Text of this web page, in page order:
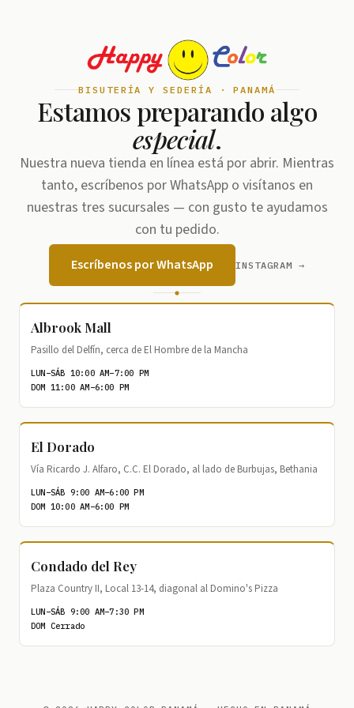
BISUTERÍA Y SEDERÍA · PANAMÁ
Estamos preparando algo
especial.
Nuestra nueva tienda en línea está por abrir. Mientras
tanto, escríbenos por WhatsApp o visítanos en
nuestras tres sucursales — con gusto te ayudamos
con tu pedido.
Escríbenos por WhatsApp INSTAGRAM →
Albrook Mall
Pasillo del Delfín, cerca de El Hombre de la Mancha
LUN–SÁB 10:00 AM–7:00 PM
DOM 11:00 AM–6:00 PM
El Dorado
Vía Ricardo J. Alfaro, C.C. El Dorado, al lado de Burbujas, Bethania
LUN–SÁB 9:00 AM–6:00 PM
DOM 10:00 AM–6:00 PM
Condado del Rey
Plaza Country II, Local 13-14, diagonal al Domino's Pizza
LUN–SÁB 9:00 AM–7:30 PM
DOM Cerrado